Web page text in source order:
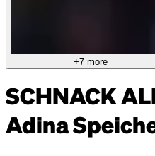
+7 more
SCHNACK
Adina